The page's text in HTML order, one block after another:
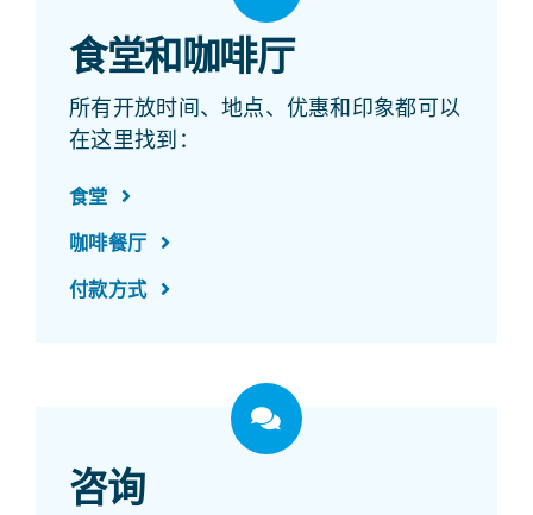
食堂和咖啡厅
所有开放时间、地点、优惠和印象都可以
在这里找到：
食堂
咖啡餐厅
付款方式
咨询